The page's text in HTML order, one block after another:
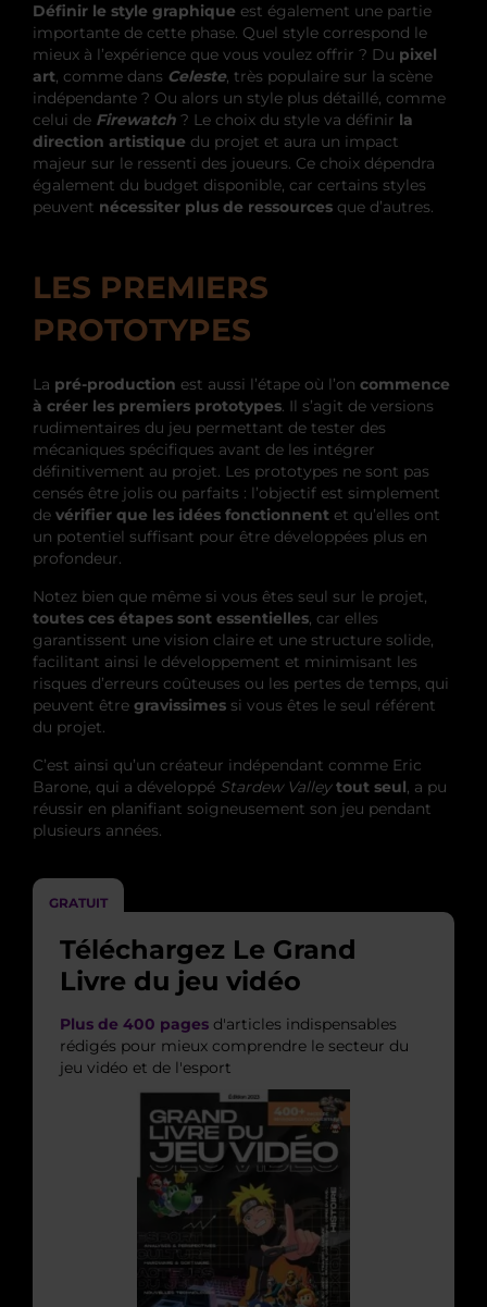
Définir le style graphique est également une partie
importante de cette phase. Quel style correspond le
mieux à l’expérience que vous voulez offrir ? Du pixel
art, comme dans Celeste, très populaire sur la scène
indépendante ? Ou alors un style plus détaillé, comme
celui de Firewatch ? Le choix du style va définir la
direction artistique du projet et aura un impact
majeur sur le ressenti des joueurs. Ce choix dépendra
également du budget disponible, car certains styles
peuvent nécessiter plus de ressources que d’autres.
LES PREMIERS
PROTOTYPES
La pré-production est aussi l’étape où l’on commence
à créer les premiers prototypes. Il s’agit de versions
rudimentaires du jeu permettant de tester des
mécaniques spécifiques avant de les intégrer
définitivement au projet. Les prototypes ne sont pas
censés être jolis ou parfaits : l’objectif est simplement
de vérifier que les idées fonctionnent et qu’elles ont
un potentiel suffisant pour être développées plus en
profondeur.
Notez bien que même si vous êtes seul sur le projet,
toutes ces étapes sont essentielles, car elles
garantissent une vision claire et une structure solide,
facilitant ainsi le développement et minimisant les
risques d’erreurs coûteuses ou les pertes de temps, qui
peuvent être gravissimes si vous êtes le seul référent
du projet.
C’est ainsi qu’un créateur indépendant comme Eric
Barone, qui a développé Stardew Valley tout seul, a pu
réussir en planifiant soigneusement son jeu pendant
plusieurs années.
GRATUIT
Téléchargez Le Grand
Livre du jeu vidéo
Plus de 400 pages d'articles indispensables
rédigés pour mieux comprendre le secteur du
jeu vidéo et de l'esport